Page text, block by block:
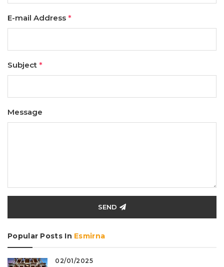
E-mail Address *
Subject *
Message
SEND
Popular Posts In Esmirna
02/01/2025